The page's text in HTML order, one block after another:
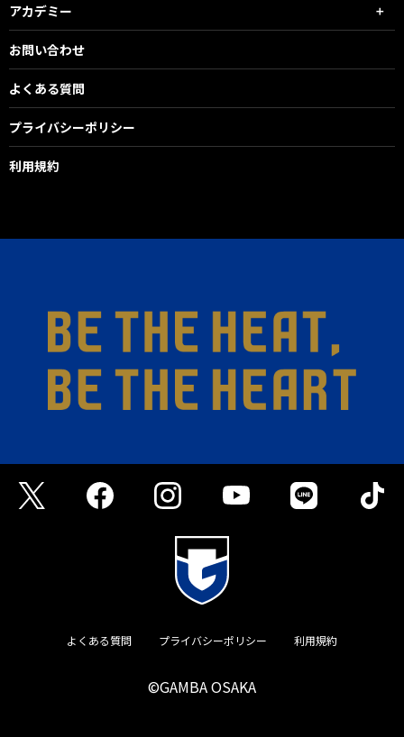
アカデミー
お問い合わせ
よくある質問
プライバシーポリシー
利用規約
よくある質問 プライバシーポリシー 利用規約
©GAMBA OSAKA